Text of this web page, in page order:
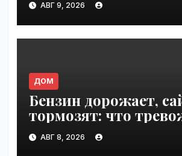
АВГ 9, 2026
ДОМ
Бензин дорожает,
тормозят: что
россиян больше? |
VseTime.ru
АВГ 8, 2026